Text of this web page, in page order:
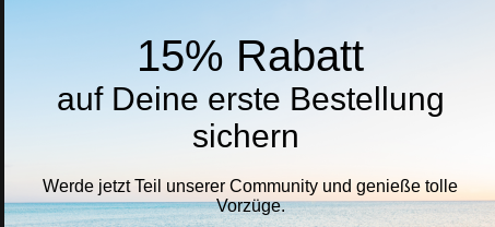
15% Rabatt
auf Deine erste Bestellung
sichern
Werde jetzt Teil unserer Community und genieße tolle
Vorzüge.